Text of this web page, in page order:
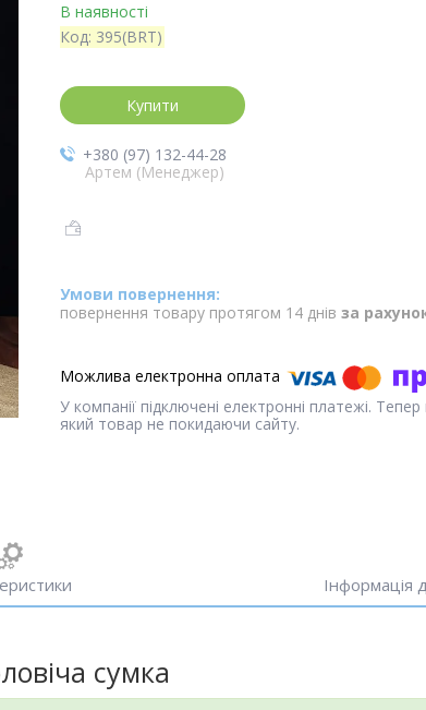
В наявності
Код: 395(BRT)
Купити
+380 (97) 132-44-28
Артем (Менеджер)
повернення товару протягом 14 днів за
У компанії підключені електронні платежі.
який товар не покидаючи сайту.
Інформація
сумка